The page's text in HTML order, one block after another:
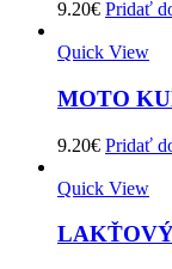
9.20€ Pridať
Quick View
MOTO
9.20€ Pridať
Quick View